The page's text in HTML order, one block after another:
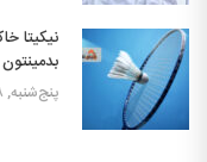
پنج‌شنبه, ۸ آوریل ۲۰۲۱